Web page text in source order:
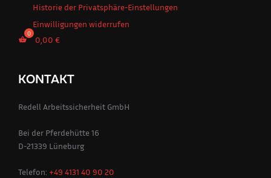
Historie der Privatsphäre-Einstellungen
Einwilligungen widerrufen
0,00 €
KONTAKT
Redell Arbeitssicherheit GmbH
Bei der Pferdehütte 16
D-21339 Lüneburg
Telefon: +49 4131 40 90 20